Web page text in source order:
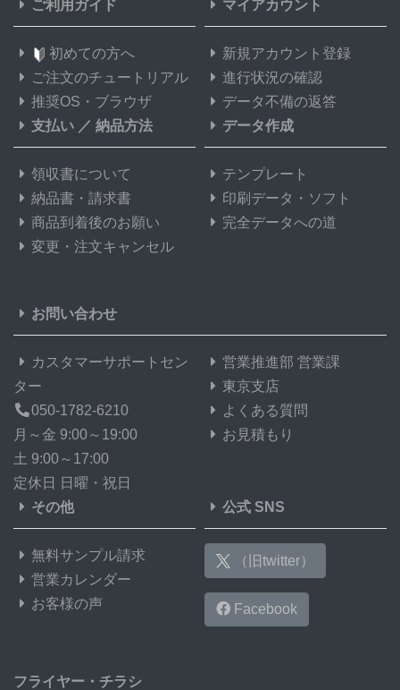
ご利用ガイド
初めての方へ
ご注文のチュートリアル
推奨OS・ブラウザ
マイアカウント
新規アカウント登録
進行状況の確認
データ不備の返答
支払い ／ 納品方法
領収書について
納品書・請求書
商品到着後のお願い
変更・注文キャンセル
データ作成
テンプレート
印刷データ・ソフト
完全データへの道
お問い合わせ
カスタマーサポートセン
ター
050-1782-6210
月～金 9:00～19:00
土 9:00～17:00
定休日 日曜・祝日
営業推進部 営業課
東京支店
よくある質問
お見積もり
その他
無料サンプル請求
営業カレンダー
お客様の声
公式 SNS
（旧twitter）
Facebook
フライヤー・チラシ